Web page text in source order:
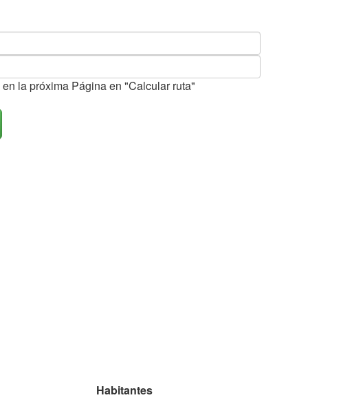
la próxima Página en "Calcular ruta"
Habitantes